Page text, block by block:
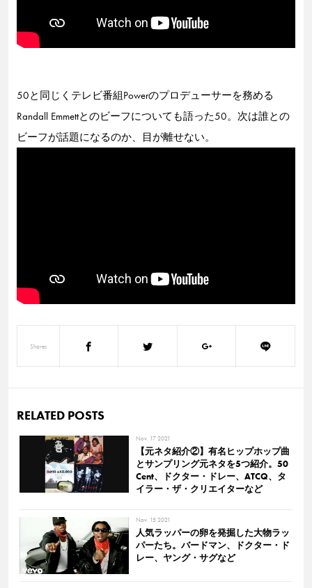
50と同じくテレビ番組Powerのプロデューサーを務める
Randall Emmettとのビーフについても語った50。次は誰との
ビーフが話題になるのか、目が離せない。
Shares
RELATED POSTS
Nov. 17 2021
【元ネタ紹介②】有名ヒップホップ曲
とサンプリング元ネタを5つ紹介。50
Cent、ドクター・ドレー、ATCQ、タ
イラー・ザ・クリエイターなど
Nov. 15 2021
人気ラッパーの卵を発掘した大物ラッ
パーたち。バードマン、ドクター・ド
レー、ヤング・サグなど